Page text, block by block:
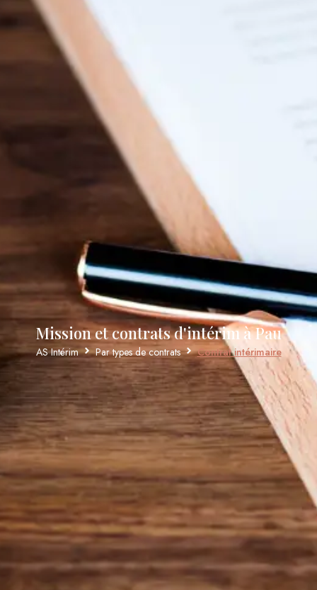
Mission et contrats d'intérim à Pau
AS Intérim Par types de contrats Contrat intérimaire